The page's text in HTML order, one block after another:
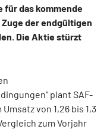
für das kommende
der endgültigen
Die Aktie stürzt
plant SAF-
von 1,26 bis 1,3
zum Vorjahr